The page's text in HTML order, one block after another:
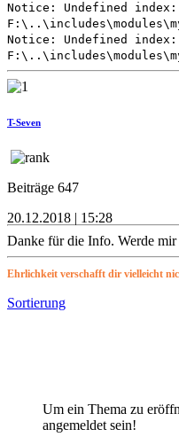
Notice: Undefined
Notice: Undefined
T-Seven
Beiträge 647
20.12.2018 | 15:28
Danke für die Info. Werde mir
Ehrlichkeit verschafft dir vielleicht
Sortierung
Um ein Thema zu
angemeldet sein!